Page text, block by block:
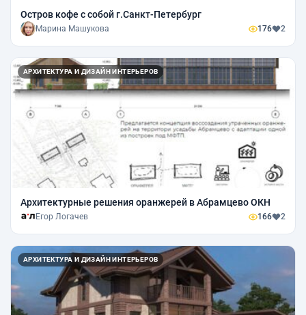
Остров кофе с собой г.Санкт-Петербург
Марина Машукова 176 2
АРХИТЕКТУРА И ДИЗАЙН ИНТЕРЬЕРОВ
Архитектурные решения оранжерей в Абрамцево ОКН
Егор Логачев 166 2
АРХИТЕКТУРА И ДИЗАЙН ИНТЕРЬЕРОВ